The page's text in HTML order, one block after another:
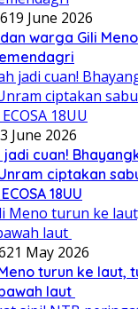
19 June 2026
dan warga Gili
3 June 2026
cuan!
ciptakan
18UU
21 May 2026
turun ke laut,
laut